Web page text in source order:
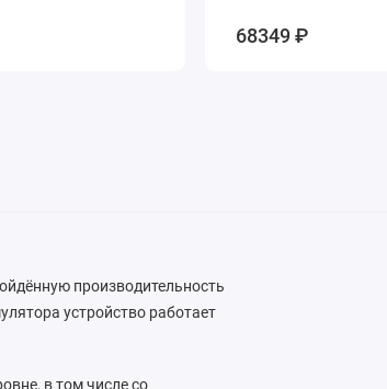
68349 ₽
производительность
устройство работает
в том числе со